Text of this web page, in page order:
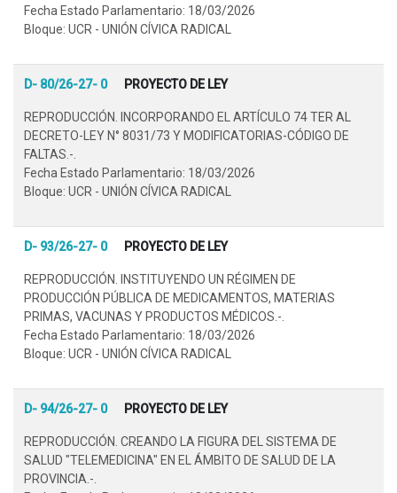
Fecha Estado Parlamentario: 18/03/2026
Bloque: UCR - UNIÓN CÍVICA RADICAL
D- 80/26-27- 0 PROYECTO DE LEY
REPRODUCCIÓN. INCORPORANDO EL ARTÍCULO 74 TER AL
DECRETO-LEY N° 8031/73 Y MODIFICATORIAS-CÓDIGO DE
FALTAS.-.
Fecha Estado Parlamentario: 18/03/2026
Bloque: UCR - UNIÓN CÍVICA RADICAL
D- 93/26-27- 0 PROYECTO DE LEY
REPRODUCCIÓN. INSTITUYENDO UN RÉGIMEN DE
PRODUCCIÓN PÚBLICA DE MEDICAMENTOS, MATERIAS
PRIMAS, VACUNAS Y PRODUCTOS MÉDICOS.-.
Fecha Estado Parlamentario: 18/03/2026
Bloque: UCR - UNIÓN CÍVICA RADICAL
D- 94/26-27- 0 PROYECTO DE LEY
REPRODUCCIÓN. CREANDO LA FIGURA DEL SISTEMA DE
SALUD "TELEMEDICINA" EN EL ÁMBITO DE SALUD DE LA
PROVINCIA.-.